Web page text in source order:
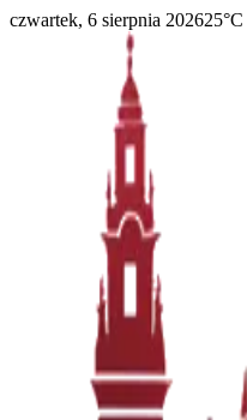
czwartek, 6 sierpnia 202625°C